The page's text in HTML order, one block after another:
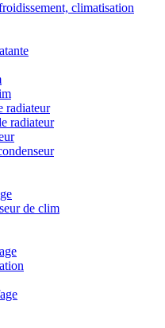
climatisation
radiateur
radiateur
de clim